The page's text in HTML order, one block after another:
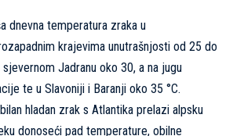
dnevna temperatura zraka u
krajevima unutrašnjosti od 25 do
sjevernom Jadranu oko 30, a na jugu
te u Slavoniji i Baranji oko 35 °C.
hladan zrak s Atlantika prelazi alpsku
donoseći pad temperature, obilne